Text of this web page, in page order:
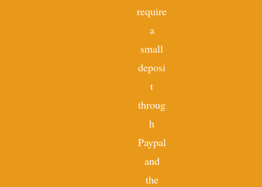
require
a
small
deposi
t
throug
h
Paypal
and
the